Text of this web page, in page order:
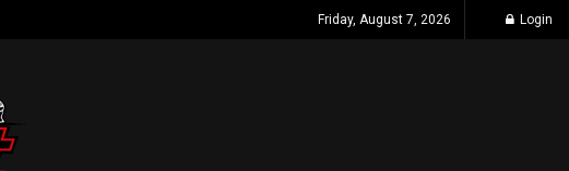
Friday, August 7, 2026 Login